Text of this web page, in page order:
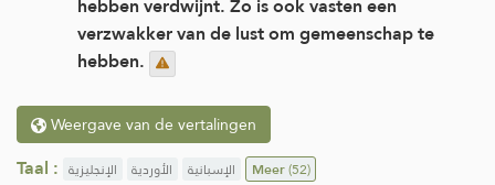
verzwakker van de lust om gemeenschap te
hebben.
Weergave van de vertalingen
Taal : الإنجليزية الأوردية الإسبانية Meer(52)